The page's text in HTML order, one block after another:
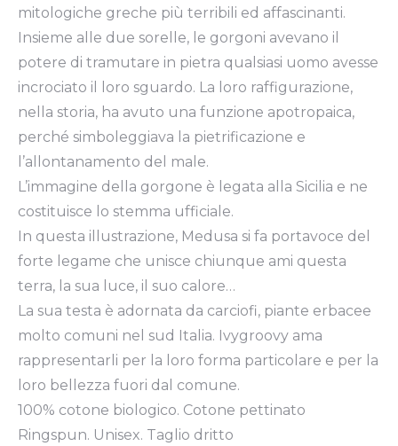
mitologiche greche più terribili ed affascinanti.
Insieme alle due sorelle, le gorgoni avevano il
potere di tramutare in pietra qualsiasi uomo avesse
incrociato il loro sguardo. La loro raffigurazione,
nella storia, ha avuto una funzione apotropaica,
perché simboleggiava la pietrificazione e
l’allontanamento del male.
L’immagine della gorgone è legata alla Sicilia e ne
costituisce lo stemma ufficiale.
In questa illustrazione, Medusa si fa portavoce del
forte legame che unisce chiunque ami questa
terra, la sua luce, il suo calore…
La sua testa è adornata da carciofi, piante erbacee
molto comuni nel sud Italia. Ivygroovy ama
rappresentarli per la loro forma particolare e per la
loro bellezza fuori dal comune.
100% cotone biologico. Cotone pettinato
Ringspun. Unisex. Taglio dritto